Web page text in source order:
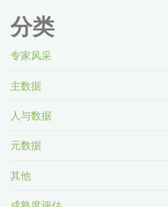
分类
专家风采
主数据
人与数据
元数据
其他